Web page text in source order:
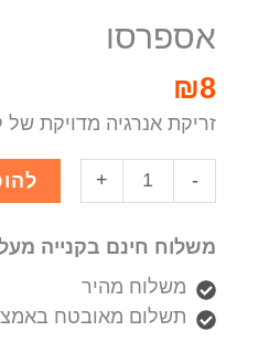
אספרסו
₪8
זריקת אנרגיה מדויקת של
-
+
משלוח חינם בקנייה מעל
משלוח מהיר
תשלום מאובטח